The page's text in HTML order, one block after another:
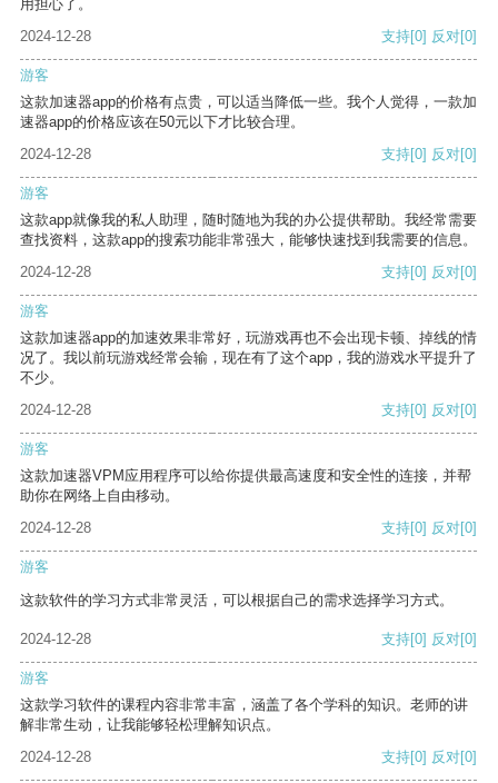
用担心了。
2024-12-28
支持[0] 反对[0]
游客
这款加速器app的价格有点贵，可以适当降低一些。我个人觉得，一款加
速器app的价格应该在50元以下才比较合理。
2024-12-28
支持[0] 反对[0]
游客
这款app就像我的私人助理，随时随地为我的办公提供帮助。我经常需要
查找资料，这款app的搜索功能非常强大，能够快速找到我需要的信息。
2024-12-28
支持[0] 反对[0]
游客
这款加速器app的加速效果非常好，玩游戏再也不会出现卡顿、掉线的情
况了。我以前玩游戏经常会输，现在有了这个app，我的游戏水平提升了
不少。
2024-12-28
支持[0] 反对[0]
游客
这款加速器VPM应用程序可以给你提供最高速度和安全性的连接，并帮
助你在网络上自由移动。
2024-12-28
支持[0] 反对[0]
游客
这款软件的学习方式非常灵活，可以根据自己的需求选择学习方式。
2024-12-28 支持[0] 反对[0]
游客
这款学习软件的课程内容非常丰富，涵盖了各个学科的知识。老师的讲
解非常生动，让我能够轻松理解知识点。
2024-12-28
支持[0] 反对[0]